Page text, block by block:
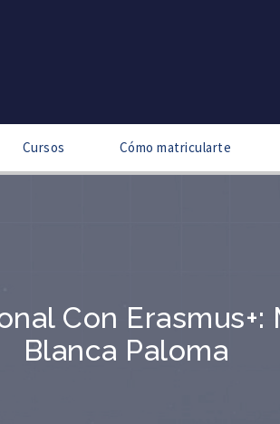
Cursos Cómo matricularte
Con Erasmus+:
Blanca Paloma